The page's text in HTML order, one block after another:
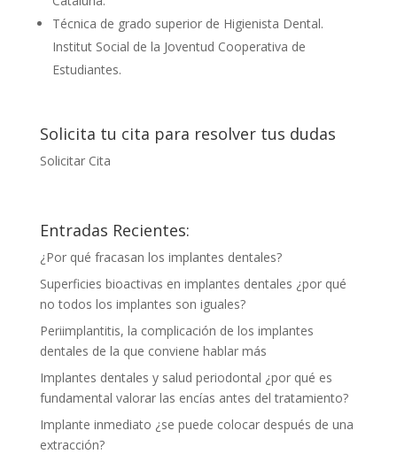
Técnica de grado superior de Higienista Dental.
Institut Social de la Joventud Cooperativa de
Estudiantes.
Solicita tu cita para resolver tus dudas
Solicitar Cita
Entradas Recientes:
¿Por qué fracasan los implantes dentales?
Superficies bioactivas en implantes dentales ¿por qué
no todos los implantes son iguales?
Periimplantitis, la complicación de los implantes
dentales de la que conviene hablar más
Implantes dentales y salud periodontal ¿por qué es
fundamental valorar las encías antes del tratamiento?
Implante inmediato ¿se puede colocar después de una
extracción?